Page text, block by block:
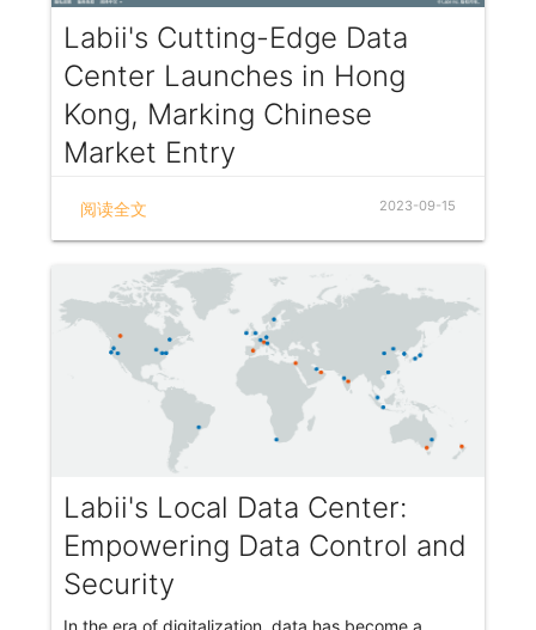
Labii's Cutting-Edge Data
Center Launches in Hong
Kong, Marking Chinese
Market Entry
lifeblood of innovation and progress. The ability to
securely store, process, and analyze vast amounts
of data is a fundamental requirement for
organizations across industries. Labii, a global
leader in data management solutions, has always
been at the forefront of empowering businesses to
harness the full potential of their data. With an
unwavering commitment to innovation, Labii is
proud to announce the launch of its state-of-the-art
data center in Hong Kong, marking a significant
milestone in its mission to support businesses
worldwide, including those in the Chinese market.
阅读全文 2023-09-15
Labii's Local Data Center:
Empowering Data Control and
Security